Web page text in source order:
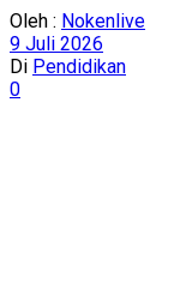
Oleh : Nokenlive
9 Juli 2026
Di Pendidikan
0